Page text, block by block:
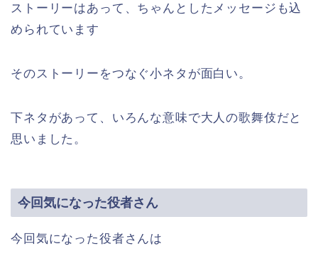
ストーリーはあって、ちゃんとしたメッセージも込
められています
そのストーリーをつなぐ小ネタが面白い。
下ネタがあって、いろんな意味で大人の歌舞伎だと
思いました。
今回気になった役者さん
今回気になった役者さんは